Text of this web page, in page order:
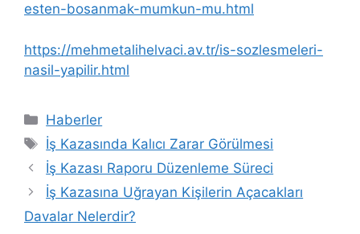
esten-bosanmak-mumkun-mu.html
https://mehmetalihelvaci.av.tr/is-sozlesmeleri-
nasil-yapilir.html
Kategoriler
Haberler
Etiketler
İş Kazasında Kalıcı Zarar Görülmesi
İş Kazası Raporu Düzenleme Süreci
İş Kazasına Uğrayan Kişilerin Açacakları
Davalar Nelerdir?